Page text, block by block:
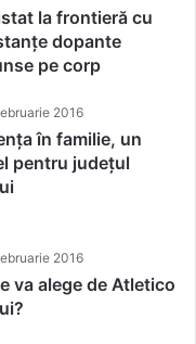
la frontieră cu
dopante
pe corp
2016
în familie, un
pentru județul
2016
va alege de Atletico